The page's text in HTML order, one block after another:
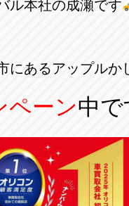
アップル
アップル
0561-53-
アップル
0587-66-
場元町5-2-8
町長田35-1
ル本社の成瀬です
にあるアップルか
ペーン中で